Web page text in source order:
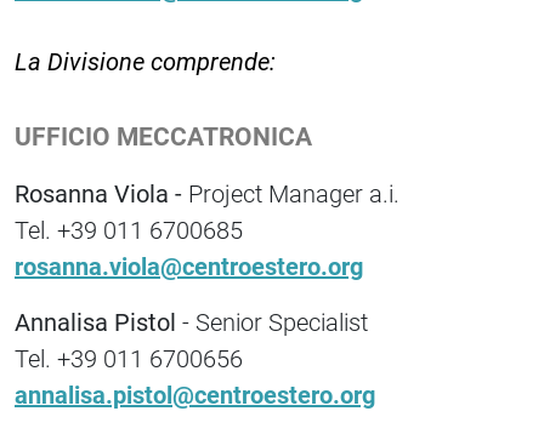
La Divisione comprende:
UFFICIO MECCATRONICA
Rosanna Viola - Project Manager a.i.
Tel. +39 011 6700685
rosanna.viola@centroestero.org
Annalisa Pistol - Senior Specialist
Tel. +39 011 6700656
annalisa.pistol@centroestero.org